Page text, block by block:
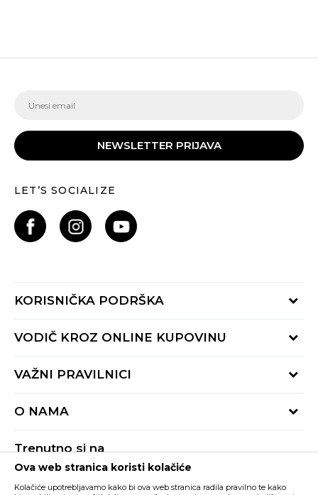
NEWSLETTER PRIJAVA
LET’S SOCIALIZE
KORISNIČKA PODRŠKA
Provjeri status porudžbine
Radno vrijeme 9-16h
VODIČ KROZ ONLINE KUPOVINU
Načini isporuke
Reklamacije
VAŽNI PRAVILNICI
Pravila Sport&Bonus programa
O NAMA
Trenutno si na
Buzz Crna Gora PROMIJENI
Ova web stranica koristi kolačiće
Kolačiće upotrebljavamo kako bi ova web stranica radila pravilno te kako